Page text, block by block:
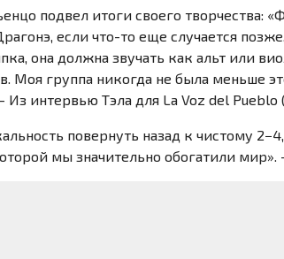
подвел итоги своего
если что-то еще случается
она должна звучать как альт или
Моя группа никогда не была меньше
Из интервью Тэла для La Voz del Pueblo
повернуть назад к чистому
мы значительно обогатили мир».